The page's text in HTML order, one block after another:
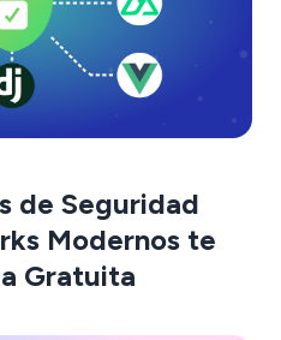
de Seguridad
Modernos te
Gratuita